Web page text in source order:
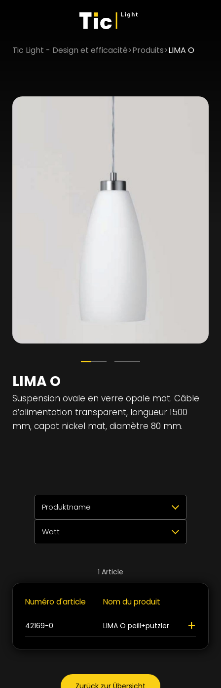
Tic Light - Design et efficacité>Produits>LIMA O
LIMA O
Suspension ovale en verre opale mat. Câble
d’alimentation transparent, longueur 1500
mm, capot nickel mat, diamètre 80 mm.
Produktname
Sélectionner tout ✕
Watt
1x 60W 1
1 Article
Numéro d'article Nom du produit
42169-0 LIMA O peill+putzler +
Zurück zur Übersicht